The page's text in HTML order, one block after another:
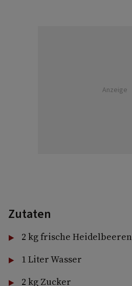
Anzeige
Zutaten
2 kg frische Heidelbeeren
1 Liter Wasser
2 kg Zucker